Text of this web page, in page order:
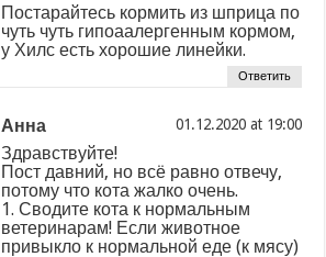
Постарайтесь кормить из шприца по
чуть чуть гипоаалергенным кормом,
у Хилс есть хорошие линейки.
Ответить
Анна at
Здравствуйте!
Пост давний, но всё равно отвечу,
потому что кота жалко очень.
1. Сводите кота к нормальным
ветеринарам! Если животное
привыкло к нормальной еде (к мясу)